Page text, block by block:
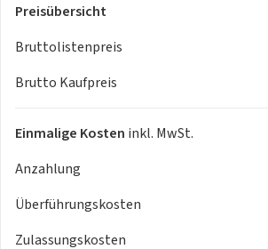
Nutzen Sie dieses exklusive
📌 Voraussetzung: Positive Bonität,
📌EINMALIGE Kosten In Höhe von 🏦
Nachweis der Zahlungsfähigkeit: Wie bei
auch bei einem Leasingvertrag Ihre
Preisübersicht
Bruttolistenpreis
Brutto Kaufpreis
Einmalige Kosten inkl. MwSt.
Anzahlung
Überführungskosten
Zulassungskosten